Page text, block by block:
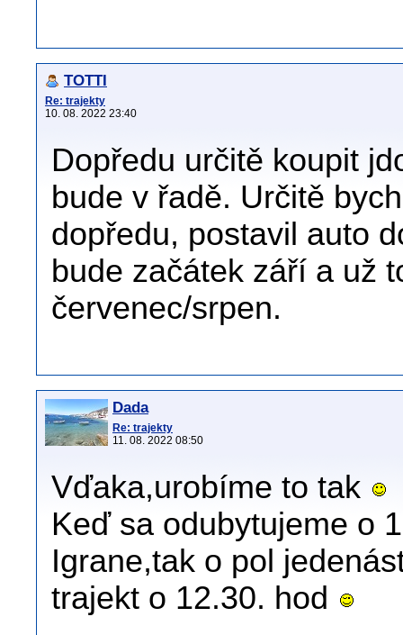
TOTTI
Re: trajekty
10. 08. 2022 23:40
Dopředu určitě koupit
bude v řadě. Určitě
dopředu, postavil auto
bude začátek září a už
červenec/srpen.
Dada
Re: trajekty
11. 08. 2022 08:50
Vďaka,urobíme to tak
Keď sa odubytujeme o
Igrane,tak o pol
trajekt o 12.30. hod